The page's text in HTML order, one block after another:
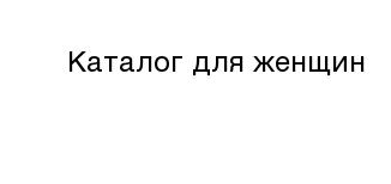
Каталог для женщин